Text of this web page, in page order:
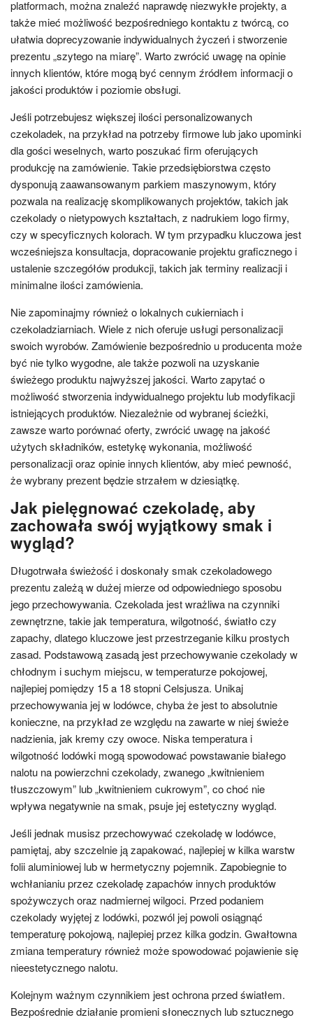
platformach, można znaleźć naprawdę niezwykłe projekty, a
także mieć możliwość bezpośredniego kontaktu z twórcą, co
ułatwia doprecyzowanie indywidualnych życzeń i stworzenie
prezentu „szytego na miarę”. Warto zwrócić uwagę na opinie
innych klientów, które mogą być cennym źródłem informacji o
jakości produktów i poziomie obsługi.
Jeśli potrzebujesz większej ilości personalizowanych
czekoladek, na przykład na potrzeby firmowe lub jako upominki
dla gości weselnych, warto poszukać firm oferujących
produkcję na zamówienie. Takie przedsiębiorstwa często
dysponują zaawansowanym parkiem maszynowym, który
pozwala na realizację skomplikowanych projektów, takich jak
czekolady o nietypowych kształtach, z nadrukiem logo firmy,
czy w specyficznych kolorach. W tym przypadku kluczowa jest
wcześniejsza konsultacja, dopracowanie projektu graficznego i
ustalenie szczegółów produkcji, takich jak terminy realizacji i
minimalne ilości zamówienia.
Nie zapominajmy również o lokalnych cukierniach i
czekoladziarniach. Wiele z nich oferuje usługi personalizacji
swoich wyrobów. Zamówienie bezpośrednio u producenta może
być nie tylko wygodne, ale także pozwoli na uzyskanie
świeżego produktu najwyższej jakości. Warto zapytać o
możliwość stworzenia indywidualnego projektu lub modyfikacji
istniejących produktów. Niezależnie od wybranej ścieżki,
zawsze warto porównać oferty, zwrócić uwagę na jakość
użytych składników, estetykę wykonania, możliwość
personalizacji oraz opinie innych klientów, aby mieć pewność,
że wybrany prezent będzie strzałem w dziesiątkę.
Jak pielęgnować czekoladę, aby
zachowała swój wyjątkowy smak i
wygląd?
Długotrwała świeżość i doskonały smak czekoladowego
prezentu zależą w dużej mierze od odpowiedniego sposobu
jego przechowywania. Czekolada jest wrażliwa na czynniki
zewnętrzne, takie jak temperatura, wilgotność, światło czy
zapachy, dlatego kluczowe jest przestrzeganie kilku prostych
zasad. Podstawową zasadą jest przechowywanie czekolady w
chłodnym i suchym miejscu, w temperaturze pokojowej,
najlepiej pomiędzy 15 a 18 stopni Celsjusza. Unikaj
przechowywania jej w lodówce, chyba że jest to absolutnie
konieczne, na przykład ze względu na zawarte w niej świeże
nadzienia, jak kremy czy owoce. Niska temperatura i
wilgotność lodówki mogą spowodować powstawanie białego
nalotu na powierzchni czekolady, zwanego „kwitnieniem
tłuszczowym” lub „kwitnieniem cukrowym”, co choć nie
wpływa negatywnie na smak, psuje jej estetyczny wygląd.
Jeśli jednak musisz przechowywać czekoladę w lodówce,
pamiętaj, aby szczelnie ją zapakować, najlepiej w kilka warstw
folii aluminiowej lub w hermetyczny pojemnik. Zapobiegnie to
wchłanianiu przez czekoladę zapachów innych produktów
spożywczych oraz nadmiernej wilgoci. Przed podaniem
czekolady wyjętej z lodówki, pozwól jej powoli osiągnąć
temperaturę pokojową, najlepiej przez kilka godzin. Gwałtowna
zmiana temperatury również może spowodować pojawienie się
nieestetycznego nalotu.
Kolejnym ważnym czynnikiem jest ochrona przed światłem.
Bezpośrednie działanie promieni słonecznych lub sztucznego